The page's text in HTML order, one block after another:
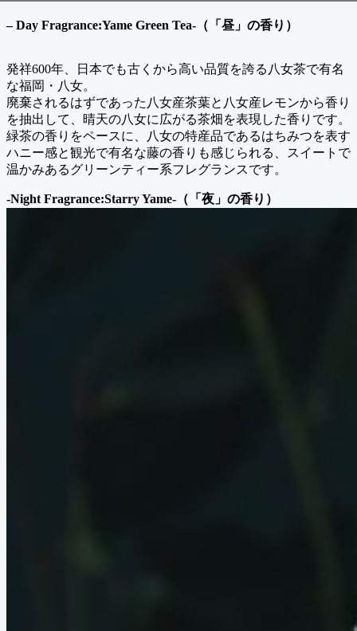
– Day Fragrance:Yame Green Tea-（「昼」の香り）
発祥600年、日本でも古くから高い品質を誇る八女茶で有名
な福岡・八女。
廃棄されるはずであった八女産茶葉と八女産レモンから香り
を抽出して、晴天の八女に広がる茶畑を表現した香りです。
緑茶の香りをペースに、八女の特産品であるはちみつを表す
ハニー感と観光で有名な藤の香りも感じられる、スイートで
温かみあるグリーンティー系フレグランスです。
-Night Fragrance:Starry Yame-（「夜」の香り）